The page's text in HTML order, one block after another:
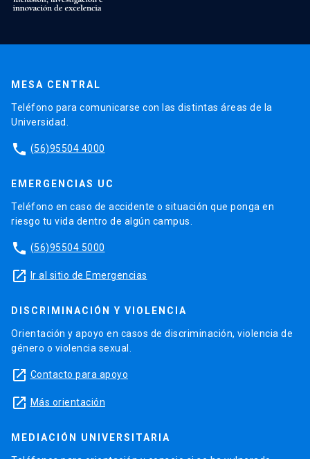
MESA CENTRAL
Teléfono para comunicarse con las distintas áreas de la
Universidad.
phone (56)95504 4000
EMERGENCIAS UC
Teléfono en caso de accidente o situación que ponga en
riesgo tu vida dentro de algún campus.
phone (56)95504 5000
launch Ir al sitio de Emergencias
DISCRIMINACIÓN Y VIOLENCIA
Orientación y apoyo en casos de discriminación, violencia de
género o violencia sexual.
launch Contacto para apoyo
launch Más orientación
MEDIACIÓN UNIVERSITARIA